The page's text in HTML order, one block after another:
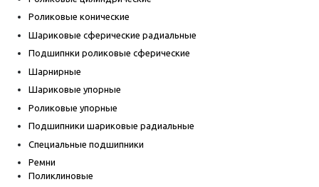
Роликовые конические
Шариковые сферические радиальные
Подшипнки роликовые сферические
Шарнирные
Шариковые упорные
Роликовые упорные
Подшипники шариковые радиальные
Специальные подшипники
Ремни
Поликлиновые